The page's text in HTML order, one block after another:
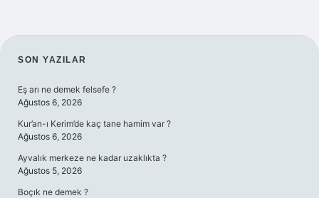
SIDEBAR
SON YAZILAR
Eş arı ne demek felsefe ?
Ağustos 6, 2026
Kur’an-ı Kerim’de kaç tane hamim var ?
Ağustos 6, 2026
Ayvalık merkeze ne kadar uzaklıkta ?
Ağustos 5, 2026
Boçık ne demek ?